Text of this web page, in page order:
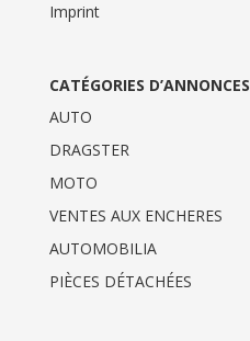
Imprint
CATÉGORIES D’ANNONCES
AUTO
DRAGSTER
MOTO
VENTES AUX ENCHERES
AUTOMOBILIA
PIÈCES DÉTACHÉES